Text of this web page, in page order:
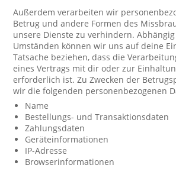
Außerdem verarbeiten wir
Betrug und andere Formen des
unsere Dienste zu verhindern.
Umständen können wir uns auf deine
Tatsache beziehen, dass die
eines Vertrags mit dir oder zur
erforderlich ist. Zu Zwecken der
wir die folgenden personenbezogenen
Name
Bestellungs- und Transaktionsdaten
Zahlungsdaten
Geräteinformationen
IP-Adresse
Browserinformationen